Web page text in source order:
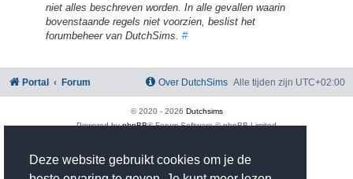
Deze website gebruikt cookies om je de
niet alles beschreven worden. In alle gevallen waarin
bovenstaande regels niet voorzien, beslist het
forumbeheer van DutchSims. #
Portal Forum Alle tijden zijn UTC+02:00
Over DutchSims
© 2020 - 2026 Dutchsims
Powered byphpBB® Forum Software © phpBB Limited
phpBB Two Factor Authentication ©
paul999
Gebruikersvoorwaarden